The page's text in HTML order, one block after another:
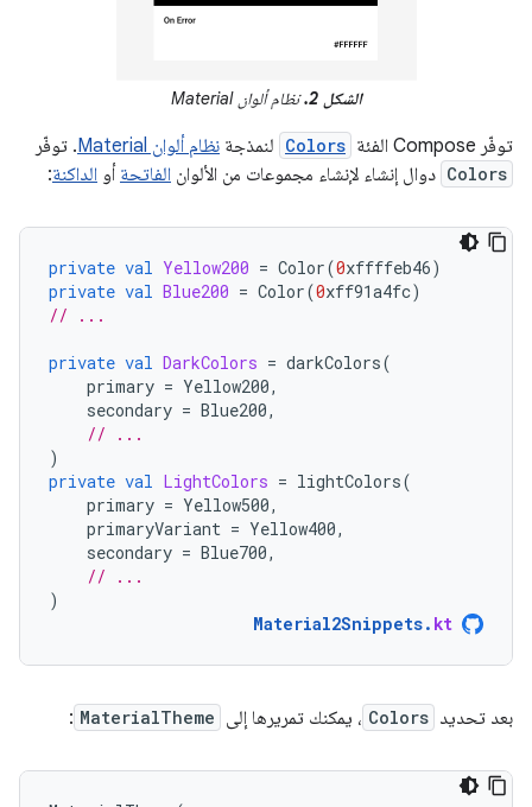
الشكل 2. نظام ألوان Material
توفّر Compose الفئة Colors لنمذجة نظام ألوان Material . توفّر
Colors دوال إنشاء لإنشاء مجموعات من الألوان الفاتحة أو الداكنة:
private val Yellow200 = Color(0xffffeb46)
private val Blue200 = Color(0xff91a4fc)
// ...
private val DarkColors = darkColors(
primary = Yellow200,
secondary = Blue200,
// ...
)
private val LightColors = lightColors(
primary = Yellow500,
primaryVariant = Yellow400,
secondary = Blue700,
// ...
)
Material2Snippets. kt
بعد تحديد Colors ، يمكنك تمريرها إلى MaterialTheme
: